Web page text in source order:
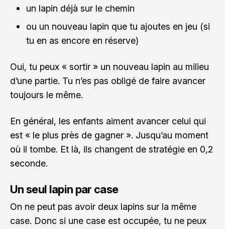
un lapin déjà sur le chemin
ou un nouveau lapin que tu ajoutes en jeu (si
tu en as encore en réserve)
Oui, tu peux « sortir » un nouveau lapin au milieu
d’une partie. Tu n’es pas obligé de faire avancer
toujours le même.
En général, les enfants aiment avancer celui qui
est « le plus près de gagner ». Jusqu’au moment
où il tombe. Et là, ils changent de stratégie en 0,2
seconde.
Un seul lapin par case
On ne peut pas avoir deux lapins sur la même
case. Donc si une case est occupée, tu ne peux